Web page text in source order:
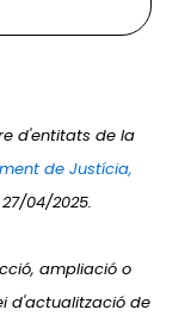
d'entitats de la
de Justícia,
04/2025.
ampliació o
d'actualització de